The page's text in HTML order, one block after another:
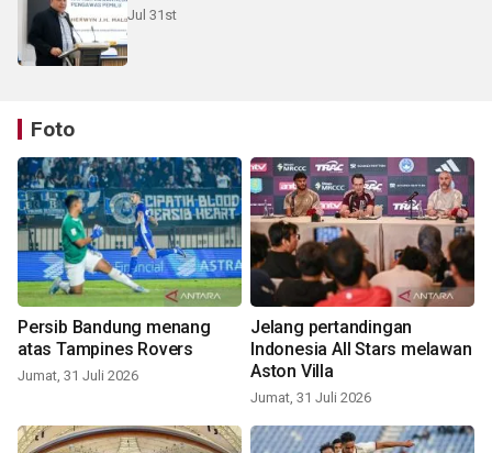
Jul 31st
Foto
Persib Bandung menang
atas Tampines Rovers
Jumat, 31 Juli 2026
Jelang pertandingan
Indonesia All Stars melawan
Aston Villa
Jumat, 31 Juli 2026